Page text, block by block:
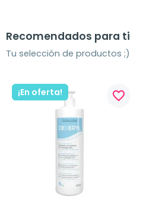
Recomendados para ti
Tu selección de productos ;)
¡En oferta! favorite_border